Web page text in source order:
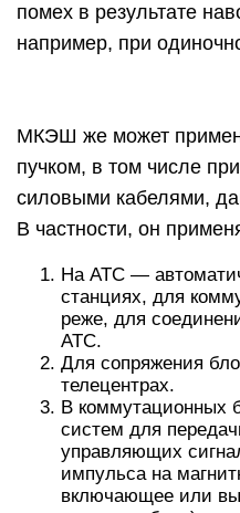
помех в результате
например, при
МКЭШ же может
пучком, в том числе
силовыми кабелями,
В частности, он
На АТС —
станциях, для
реже, для
АТС.
Для сопряжения
телецентрах.
В коммутационных
систем для
управляющих
импульса на
включающее или